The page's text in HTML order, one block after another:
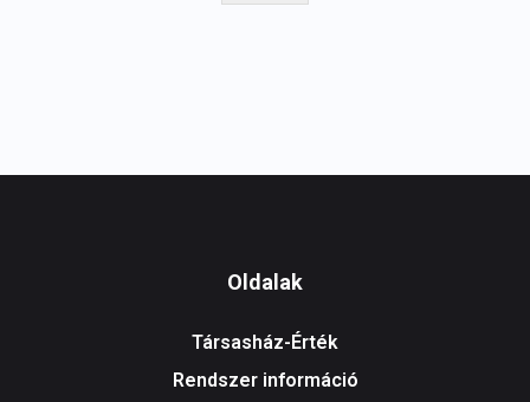
Oldalak
Társasház-Érték
Rendszer információ